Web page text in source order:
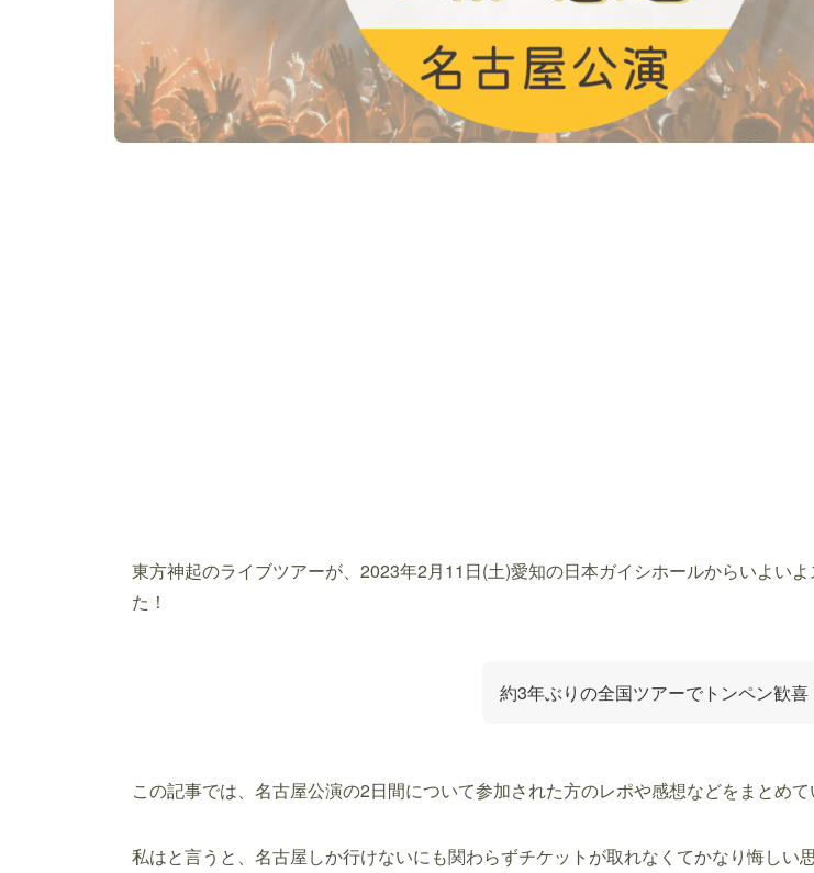
東方神起のライブツアーが、2023年2月11日(土)愛知の日本ガイシホールからいよい
た！
約3年ぶりの全国ツアーでトンペン歓喜
この記事では、名古屋公演の2日間について参加された方のレポや感想などをまとめて
私はと言うと、名古屋しか行けないにも関わらずチケットが取れなくてかなり悔しい